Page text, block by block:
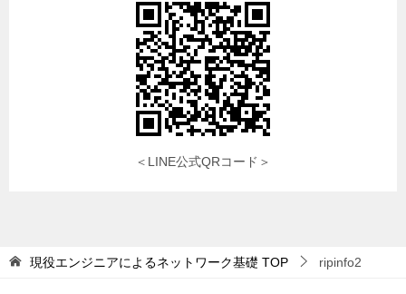
＜LINE公式QRコード＞
現役エンジニアによるネットワーク基礎 TOP ripinfo2